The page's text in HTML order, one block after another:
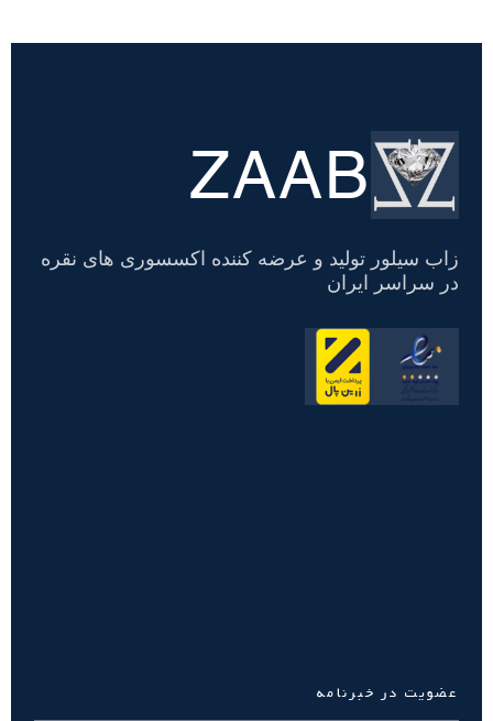
تسویه
حساب
ZAAB
زاب سیلور تولید و عرضه کننده اکسسوری های نقره
در سراسر ایران
عضویت در خبرنامه